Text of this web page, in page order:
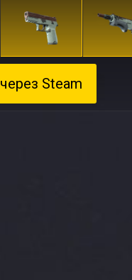
через Steam